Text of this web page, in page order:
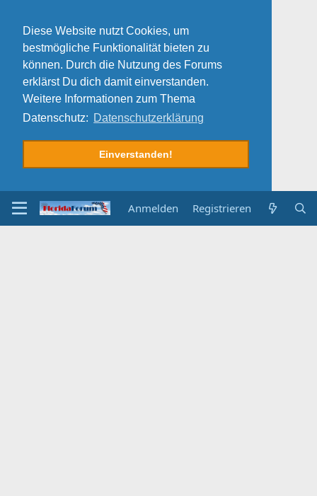
Diese Website nutzt Cookies, um
bestmögliche Funktionalität bieten zu
können. Durch die Nutzung des Forums
erklärst Du dich damit einverstanden.
Weitere Informationen zum Thema
Datenschutz: Datenschutzerklärung
Einverstanden!
Anmelden Registrieren